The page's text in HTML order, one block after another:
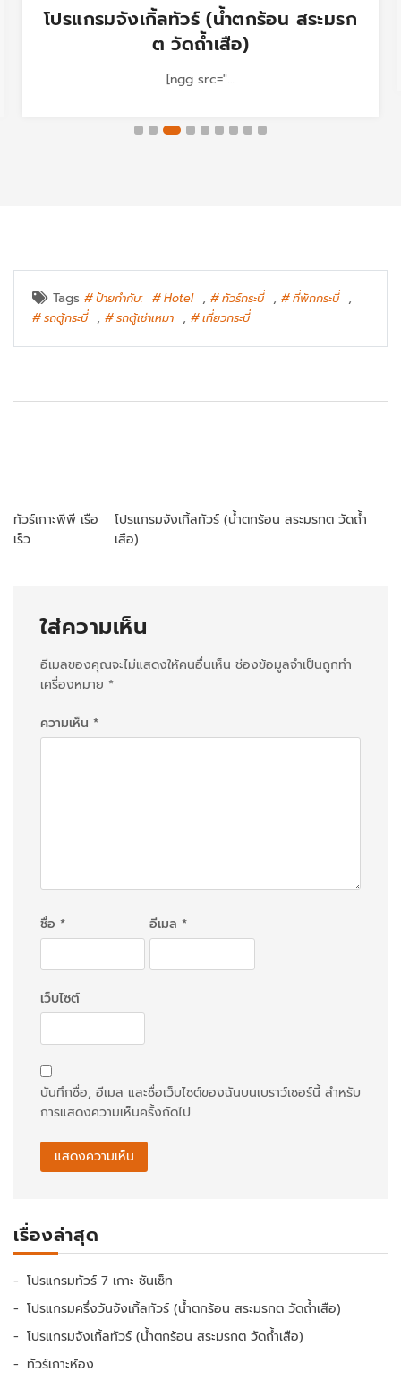
โปรแกรมจังเกิ้ลทัวร์ (น้ำตกร้อน สระมรก
ต วัดถ้ำเสือ)
[ngg src="…
Tags ป้ายกำกับ: Hotel , ทัวร์กระบี่ , ที่พักกระบี่ ,
รถตู้กระบี่ , รถตู้เช่าเหมา , เที่ยวกระบี่
แ
น
ทัวร์เกาะพีพี เรือ
เร็ว
โปรแกรมจังเกิ้ลทัวร์ (น้ำตกร้อน สระมรกต วัดถ้ำ
เสือ)
ใส่ความเห็น
อีเมลของคุณจะไม่แสดงให้คนอื่นเห็น ช่องข้อมูลจำเป็นถูกทำ
เครื่องหมาย *
ความเห็น *
ชื่อ * อีเมล*
เว็บไซต์
บันทึกชื่อ, อีเมล และชื่อเว็บไซต์ของฉันบนเบราว์เซอร์นี้ สำหรับ
การแสดงความเห็นครั้งถัดไป
เรื่องล่าสุด
โปรแกรมทัวร์ 7 เกาะ ซันเซ็ท
โปรแกรมครึ่งวันจังเกิ้ลทัวร์ (น้ำตกร้อน สระมรกต วัดถ้ำเสือ)
โปรแกรมจังเกิ้ลทัวร์ (น้ำตกร้อน สระมรกต วัดถ้ำเสือ)
ทัวร์เกาะห้อง